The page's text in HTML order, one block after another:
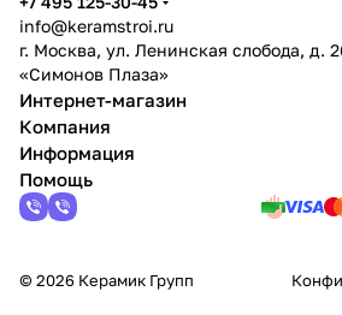
info@keramstroi.ru
г. Москва, ул. Ленинская слобода, д.
«Симонов Плаза»
Интернет-магазин
Компания
Информация
Помощь
© 2026 Керамик Групп